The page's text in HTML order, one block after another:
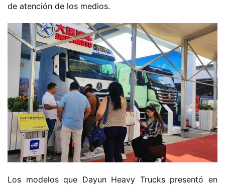
de atención de los medios.
Los modelos que Dayun Heavy Trucks presentó en